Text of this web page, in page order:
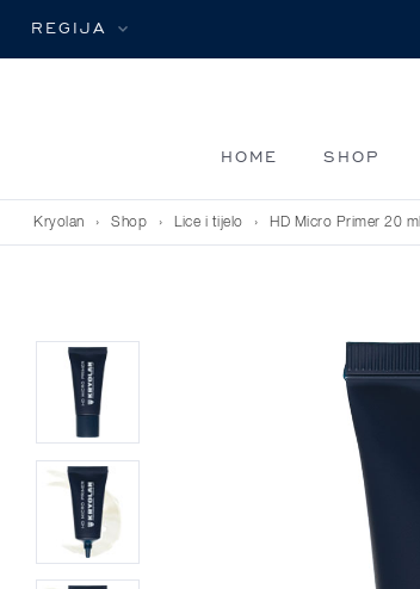
REGIJA
HOME SHOP
Kryolan › Shop › Lice i tijelo › HD Micro Primer 20 ml